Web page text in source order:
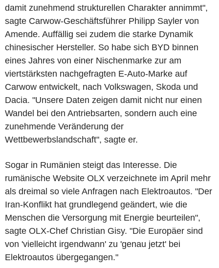
damit zunehmend strukturellen Charakter annimmt",
sagte Carwow-Geschäftsführer Philipp Sayler von
Amende. Auffällig sei zudem die starke Dynamik
chinesischer Hersteller. So habe sich BYD binnen
eines Jahres von einer Nischenmarke zur am
viertstärksten nachgefragten E-Auto-Marke auf
Carwow entwickelt, nach Volkswagen, Skoda und
Dacia. "Unsere Daten zeigen damit nicht nur einen
Wandel bei den Antriebsarten, sondern auch eine
zunehmende Veränderung der
Wettbewerbslandschaft", sagte er.
Sogar in Rumänien steigt das Interesse. Die
rumänische Website OLX verzeichnete im April mehr
als dreimal so viele Anfragen nach Elektroautos. "Der
Iran-Konflikt hat grundlegend geändert, wie die
Menschen die Versorgung mit Energie beurteilen",
sagte OLX-Chef Christian Gisy. "Die Europäer sind
von 'vielleicht irgendwann' zu 'genau jetzt' bei
Elektroautos übergegangen."